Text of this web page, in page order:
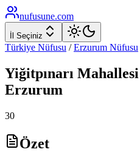
nufusune.com
İl Seçiniz
Türkiye Nüfusu / Erzurum Nüfusu
Yiğitpınarı
Erzurum
30
Özet